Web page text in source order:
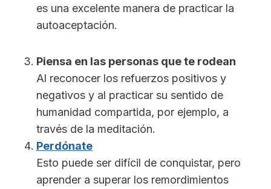
es una excelente manera de practicar la
autoaceptación.
Piensa en las personas que te rodean
Al reconocer los refuerzos positivos y
negativos y al practicar su sentido de
humanidad compartida, por ejemplo, a
través de la meditación.
Perdónate
Esto puede ser difícil de conquistar, pero
aprender a superar los remordimientos